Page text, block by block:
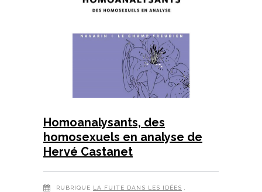
Homoanalysants, des
homosexuels en analyse de
Hervé Castanet
RUBRIQUE LA FUITE DANS LES IDÉES